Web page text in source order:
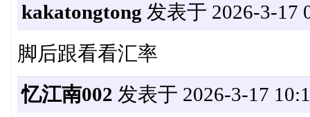
kakatongtong 发表于 2026-3-17
脚后跟看看汇率
忆江南002 发表于 2026-3-17